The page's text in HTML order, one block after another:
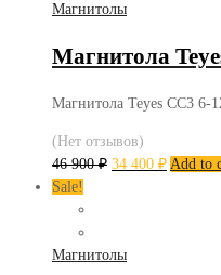
Магнитолы
Магнитола
Магнитола Teyes CC3 6-
(Нет отзывов)
46 900₽ 34 400 ₽ Add to
Sale!
Магнитолы